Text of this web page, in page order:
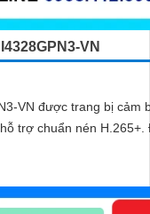
VN
VN được trang bị cảm
trợ chuẩn nén H.265+.